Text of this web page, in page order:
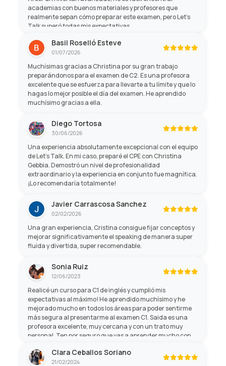
academias con buenos materiales y profesores que
realmente sepan cómo preparar este examen, pero Let's
Talk superó todas mis expectativas.
Basil Roselló Esteve
01/07/2026
Muchísimas gracias a Christina por su gran trabajo
preparándonos para el examen de C2. Es una profesora
excelente que se esfuerza para llevarte a tu límite y que lo
hagas lo mejor posible el día del examen. He aprendido
muchísimo gracias a ella.
Diego Tortosa
30/06/2026
Una experiencia absolutamente excepcional con el equipo
de Let's Talk. En mi caso, preparé el CPE con Christina
Gebbia. Demostró un nivel de profesionalidad
extraordinario y la experiencia en conjunto fue magnífica.
¡Lo recomendaría totalmente!
Javier Carrascosa Sanchez
02/02/2026
Una gran experiencia, Cristina consigue fijar conceptos y
mejorar significativamente el speaking de manera super
fluida y divertida, super recomendable.
Sonia Ruiz
12/06/2023
Realicé un curso para C1 de inglés y cumplió mis
expectativas al máximo! He aprendido muchísimo y he
mejorado mucho en todos los áreas para poder sentirme
más segura al presentarme al examen C1. Saida es una
profesora excelente, muy cercana y con un trato muy
personal. Ten por seguro que vas a aprender mucho con
profesores profesionales con mucha paciencia y mano
amable.
Clara Ceballos Soriano
21/02/2024